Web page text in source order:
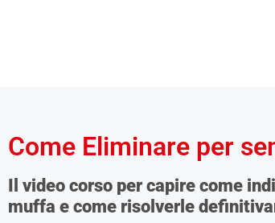
Come Eliminare per
Il video corso per capire come
muffa e come risolverle